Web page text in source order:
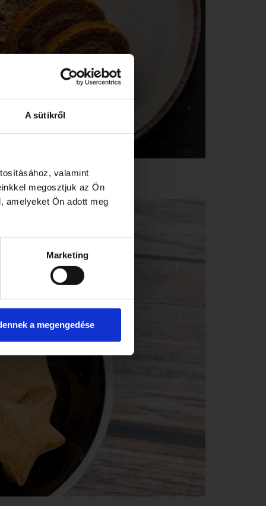
A sütikről
valamint
megosztjuk az Ön
amelyeket Ön adott meg
Marketing
a megengedése